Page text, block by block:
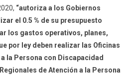
“autoriza a los Gobiernos
el 0.5 % de su presupuesto
los gastos operativos, planes,
por ley deben realizar las Oficinas
la Persona con Discapacidad
de Atención a la Persona